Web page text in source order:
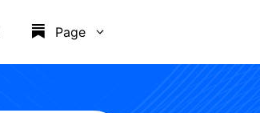
Page